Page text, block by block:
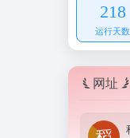
218
运行天数
网址